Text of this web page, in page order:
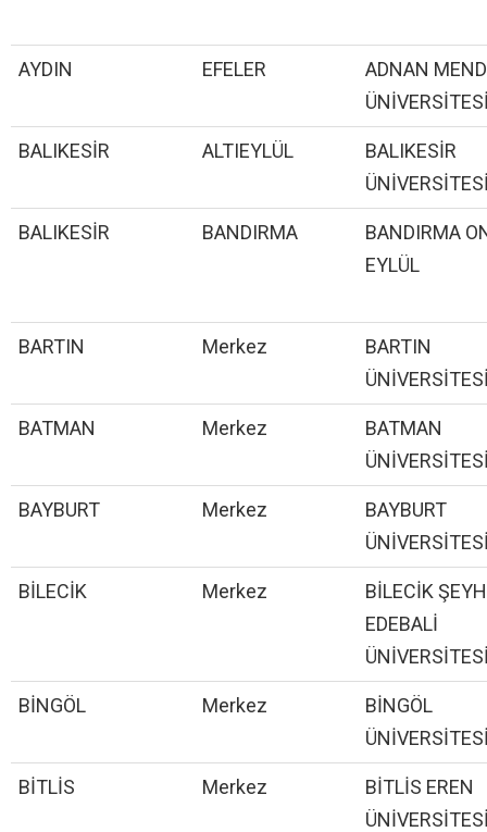
AYDIN EFELER
ADNAN
BALIKESİR ALTIEYLÜL
BALIKESİR
BALIKESİR BANDIRMA
BANDIRMA
EYLÜL
BARTIN Merkez
BARTIN
BATMAN Merkez
BATMAN
BAYBURT Merkez
BAYBURT
BİLECİK Merkez
BİLECİK ŞEYH
EDEBALİ
BİNGÖL Merkez
BİNGÖL
BİTLİS Merkez
BİTLİS EREN